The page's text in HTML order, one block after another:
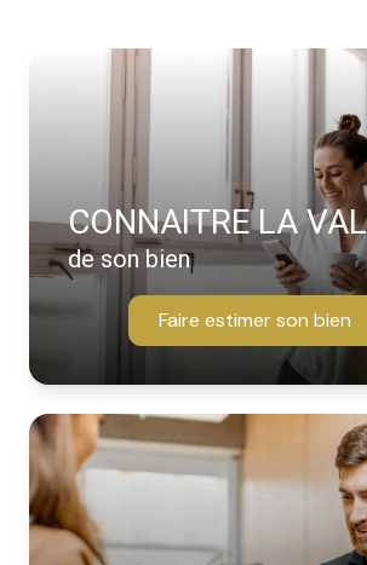
CONNAITRE LA
de son bien
Faire estimer son bien